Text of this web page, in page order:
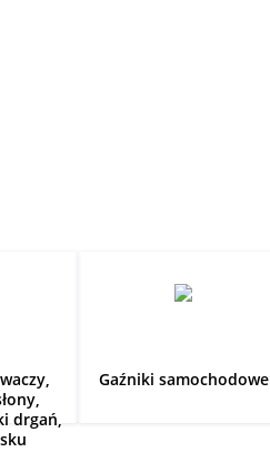
drgań,
Gaźniki samochodowe